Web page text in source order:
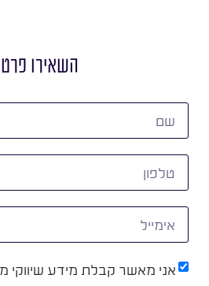
השאירו
אני מאשר קבלת מידע